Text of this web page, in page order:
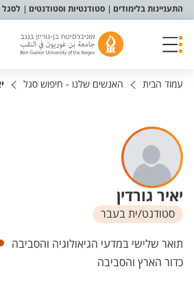
תפריט נגישות
התעניינות בלימודים סטודנטיות וסטודנטים לסגל
עמוד הבית האנשים שלנו - חיפוש סגל
יאיר גורדין
סטודנט/ית בעבר
יחידות
תואר שלישי במדעי הגיאולוגיה והסביבה
כדור הארץ והסביבה